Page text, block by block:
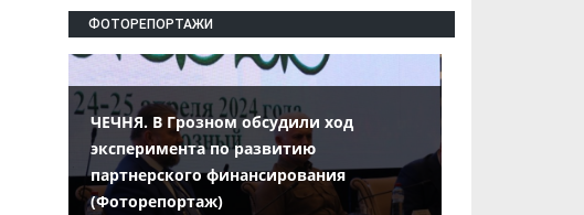
ФОТОРЕПОРТАЖИ
ЧЕЧНЯ. В Грозном обсудили ход
эксперимента по развитию
партнерского финансирования
(Фоторепортаж)